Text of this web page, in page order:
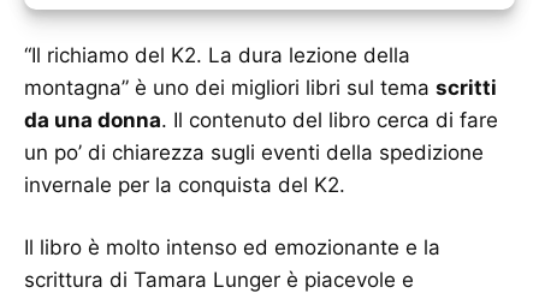
“Il richiamo del K2. La dura lezione della
montagna” è uno dei migliori libri sul tema scritti
da una donna. Il contenuto del libro cerca di fare
un po’ di chiarezza sugli eventi della spedizione
invernale per la conquista del K2.
Il libro è molto intenso ed emozionante e la
scrittura di Tamara Lunger è piacevole e